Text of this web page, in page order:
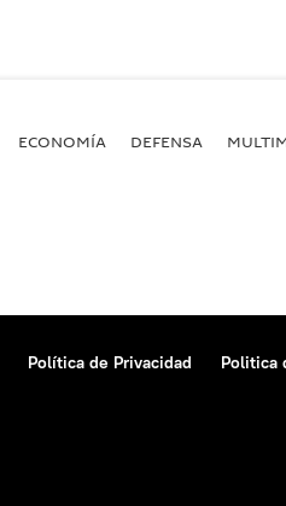
ECONOMÍA DEFENSA
Política de Privacidad Politica